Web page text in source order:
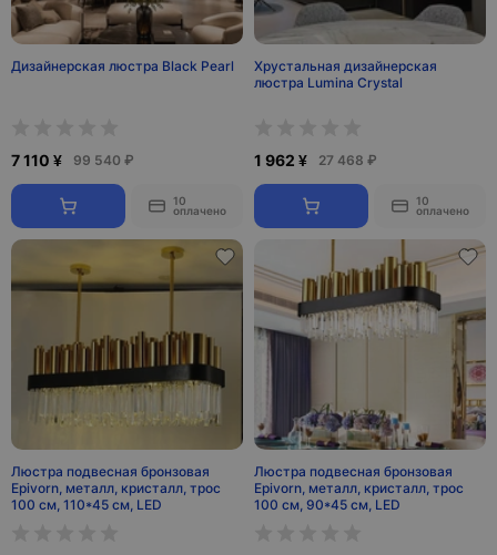
Дизайнерская люстра Black Pearl
7 110 ¥ 99 540 ₽
10
оплачено
Хрустальная дизайнерская
люстра Lumina Crystal
1 962 ¥ 27 468 ₽
10
оплачено
Люстра подвесная бронзовая
Epivorn, металл, кристалл, трос
100 см, 110*45 см, LED
Люстра подвесная бронзовая
Epivorn, металл, кристалл, трос
100 см, 90*45 см, LED